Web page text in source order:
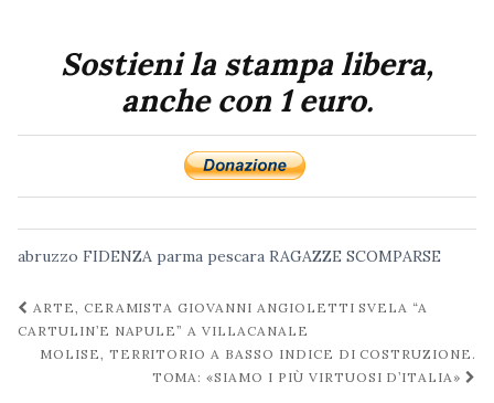
Sostieni la stampa libera,
anche con 1 euro.
abruzzo FIDENZA parma pescara RAGAZZE SCOMPARSE
Navigazione
post
ARTE, CERAMISTA GIOVANNI ANGIOLETTI SVELA “A
CARTULIN’E NAPULE” A VILLACANALE
MOLISE, TERRITORIO A BASSO INDICE DI COSTRUZIONE.
TOMA: «SIAMO I PIÙ VIRTUOSI D’ITALIA»